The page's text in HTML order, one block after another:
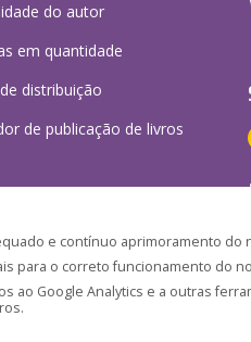
e contínuo aprimoramento
para o correto funcionamento do
ao Google Analytics e a outras
do autor
em quantidade
distribuição
de publicação de livros
)